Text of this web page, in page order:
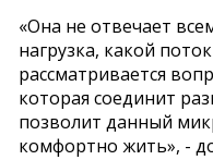
«Она не отвечает
нагрузка, какой
рассматривается
которая соединит
позволит данный
комфортно жить», -